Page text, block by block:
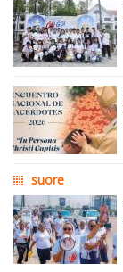
suore